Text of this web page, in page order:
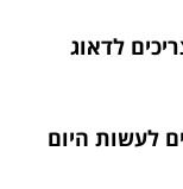
לדאוג
לעשות היום